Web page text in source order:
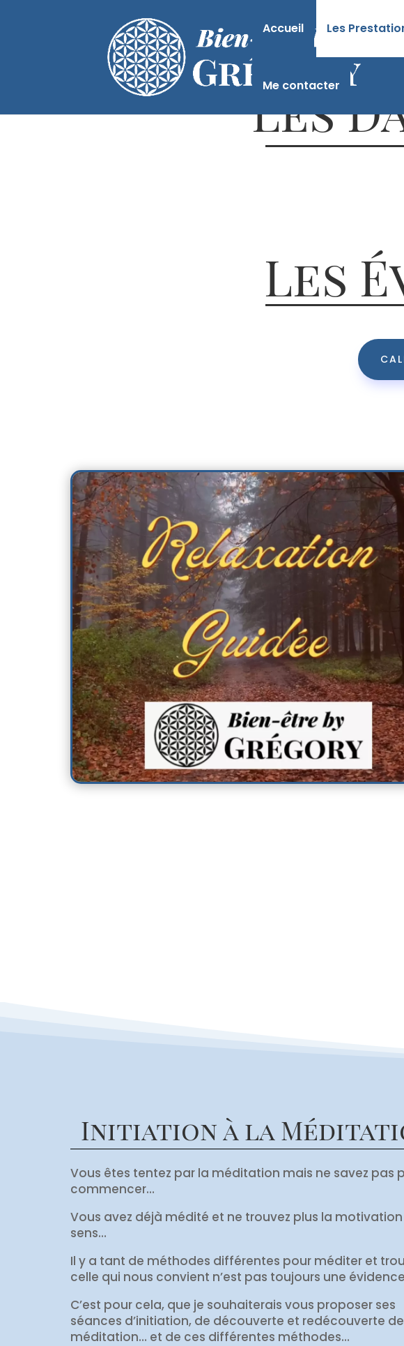
Accueil Les
Me contacter
Les
Les
Initiation à la
Vous êtes tentez par la méditation mais ne savez pas
commencer…
Vous avez déjà médité et ne trouvez plus la
sens…
Il y a tant de méthodes différentes pour méditer et
celle qui nous convient n’est pas toujours une
C’est pour cela, que je souhaiterais vous proposer ses
séances d’initiation, de découverte et redécouverte
méditation… et de ces différentes méthodes…